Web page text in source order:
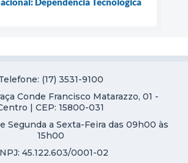
(17) 3531-9100
Conde Francisco Matarazzo, 01 -
| CEP: 15800-031
Segunda a Sexta-Feira das 09h00 às
15h00
45.122.603/0001-02